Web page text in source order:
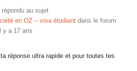
répondu au sujet
en OZ – visa étudiant dans le forum
y a 17 ans
réponse ultra rapide et pour toutes tes